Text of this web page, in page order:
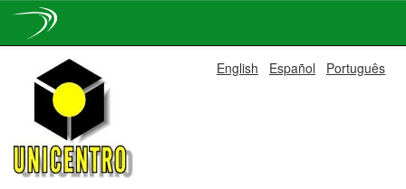
navigation
English Español Português